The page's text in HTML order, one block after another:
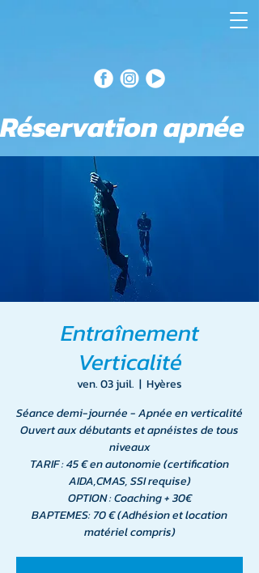
Réservation apnée
Entraînement
Verticalité
ven. 03 juil.
  |
Hyères
Séance demi-journée - Apnée en verticalité
Ouvert aux débutants et apnéistes de tous
niveaux
TARIF : 45 € en autonomie (certification
AIDA,CMAS, SSI requise)
OPTION : Coaching + 30€
BAPTEMES: 70 € (Adhésion et location
matériel compris)